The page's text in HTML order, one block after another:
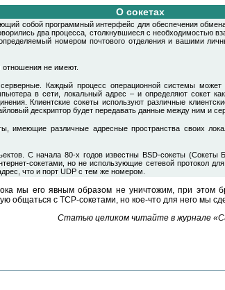
О сокетах
собой программный интерфейс для обеспечения
два процесса, столкнувшиеся с необходимостью
номером почтового отделения и вашими
отношения не имеют.
Каждый процесс операционной системы
в сети, локальный адрес – и определяют сокет
Клиентские сокеты используют различные
дескриптор будет передавать данные между ним и
имеющие различные адресные пространства своих
С начала 80-х годов известны BSD-сокеты (Сокеты
сокетами, но не использующие сетевой протокол
что и порт UDP с тем же номером.
мы его явным образом не уничтожим, при этом
общаться с TCP-сокетами, но кое-что для него мы
Статью целиком читайте в журнале